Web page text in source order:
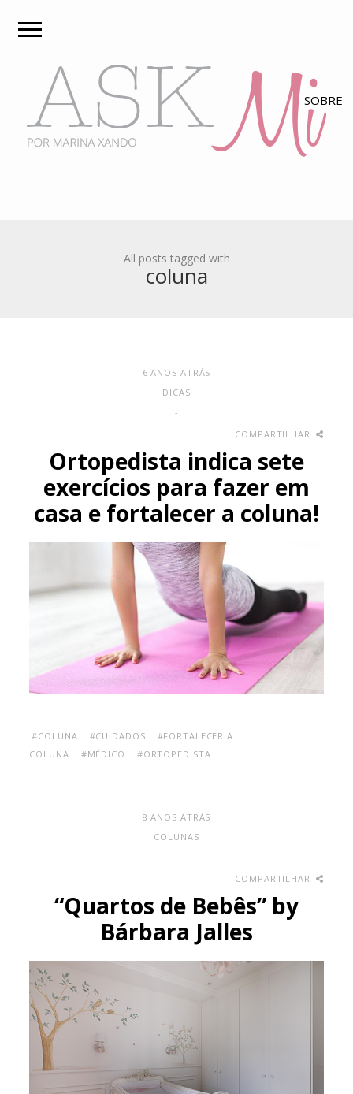
All posts tagged with
coluna
6 ANOS ATRÁS
DICAS
-
COMPARTILHAR
Ortopedista indica sete
exercícios para fazer em
casa e fortalecer a coluna!
#COLUNA #CUIDADOS
#FORTALECER A
COLUNA
#MÉDICO #ORTOPEDISTA
8 ANOS ATRÁS
COLUNAS
-
COMPARTILHAR
“Quartos de Bebês” by
Bárbara Jalles